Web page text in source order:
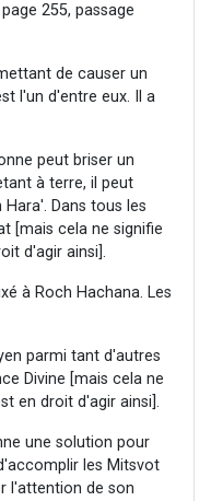
255, passage
de causer un
l'un d'entre eux. Il a
peut briser un
à terre, il peut
Dans tous les
[mais cela ne signifie
d'agir ainsi].
à Roch Hachana. Les
parmi tant d'autres
Divine [mais cela ne
en droit d'agir ainsi].
une solution pour
les Mitsvot
l'attention de son